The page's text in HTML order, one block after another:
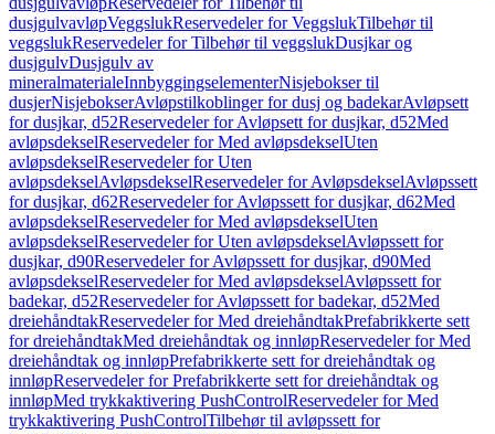
dusjgulvavløpVeggslukReservedeler for VeggslukTilbehør til
veggslukReservedeler for Tilbehør til veggslukDusjkar og
dusjgulvDusjgulv av
mineralmaterialeInnbyggingselementerNisjebokser til
dusjerNisjebokserAvløpstilkoblinger for dusj og badekarAvløpsett
for dusjkar, d52Reservedeler for Avløpsett for dusjkar, d52Med
avløpsdekselReservedeler for Med avløpsdekselUten
avløpsdekselReservedeler for Uten
avløpsdekselAvløpsdekselReservedeler for AvløpsdekselAvløpssett
for dusjkar, d62Reservedeler for Avløpssett for dusjkar, d62Med
avløpsdekselReservedeler for Med avløpsdekselUten
avløpsdekselReservedeler for Uten avløpsdekselAvløpssett for
dusjkar, d90Reservedeler for Avløpssett for dusjkar, d90Med
avløpsdekselReservedeler for Med avløpsdekselAvløpssett for
badekar, d52Reservedeler for Avløpssett for badekar, d52Med
dreiehåndtakReservedeler for Med dreiehåndtakPrefabrikkerte sett
for dreiehåndtakMed dreiehåndtak og innløpReservedeler for Med
dreiehåndtak og innløpPrefabrikkerte sett for dreiehåndtak og
innløpReservedeler for Prefabrikkerte sett for dreiehåndtak og
innløpMed trykkaktivering PushControlReservedeler for Med
trykkaktivering PushControlTilbehør til avløpssett for